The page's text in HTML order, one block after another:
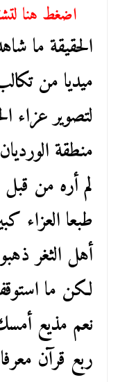
اضغط هنا
الحقيقة ما
ميديا من
لتصوير
منطقة
لم أره من قبل
طبعا العزاء
أهل الثغر
لكن ما
نعم مذيع أمسك
ربع قرآن